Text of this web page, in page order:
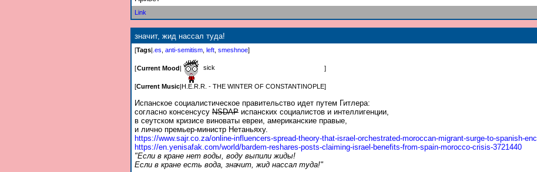
Link
значит, жид нассал туда!
[Tags .es anti-semitism left smeshnoe]
[Current Mood sick ]
[Current Music H.E.R.R. - THE WINTER OF CONSTANTINOPLE]
Испанское социалистическое правительство идeт путем Гитлера:
согласно консенсусу NSDAP испанских социалистов и интеллигенции,
в сеутском кризисе виноваты евреи, американские правые,
и лично премьер-министр Нетаньяху.
https://www.sajr.co.za/online-influencers-spread-theory-that-israel-orchestrated-moroccan-migrant-surge-to-spanish-encl
https://en.yenisafak.com/world/bardem-reshares-posts-claiming-israel-benefits-from-spain-morocco-crisis-3721440
"Если в кране нет воды, воду выпили жиды!
Если в кране есть вода, значит, жид нассал туда!"